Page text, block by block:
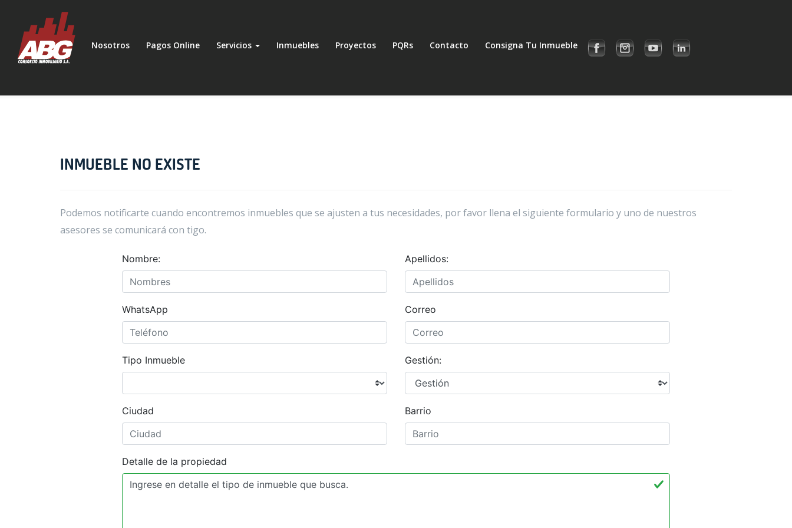
Nosotros Pagos Online Servicios Inmuebles Proyectos PQRs Contacto Consigna Tu Inmueble
INMUEBLE NO EXISTE
Podemos notificarte cuando encontremos inmuebles que se ajusten a tus necesidades, por favor llena el siguiente formulario y uno de nuestros
asesores se comunicará con tigo.